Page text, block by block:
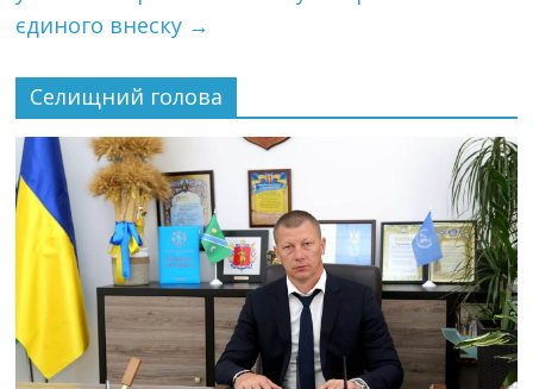
єдиного внеску →
Селищний голова